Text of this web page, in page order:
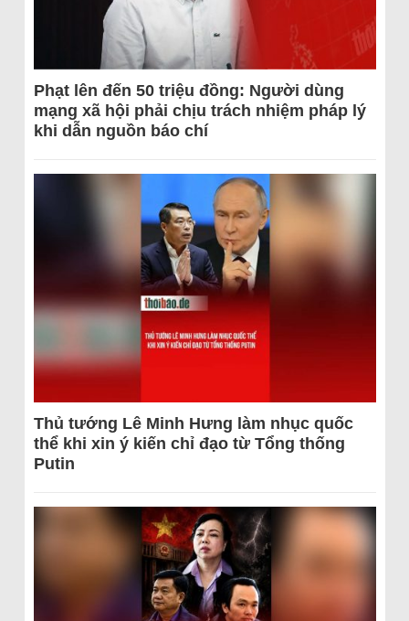
Phạt lên đến 50 triệu đồng: Người dùng
mạng xã hội phải chịu trách nhiệm pháp lý
khi dẫn nguồn báo chí
Thủ tướng Lê Minh Hưng làm nhục quốc
thể khi xin ý kiến chỉ đạo từ Tổng thống
Putin